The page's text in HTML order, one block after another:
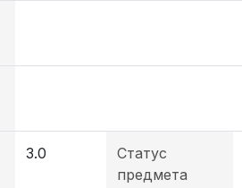
3.0
Статус
предмета